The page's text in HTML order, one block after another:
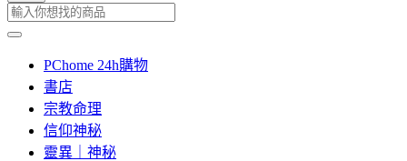
PChome 24h購物
書店
宗教命理
信仰神秘
靈異｜神秘